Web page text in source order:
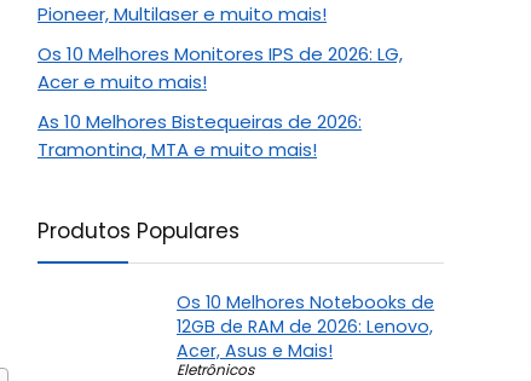
Pioneer, Multilaser e muito mais!
Os 10 Melhores Monitores IPS de 2026: LG,
Acer e muito mais!
As 10 Melhores Bistequeiras de 2026:
Tramontina, MTA e muito mais!
Produtos Populares
Os 10 Melhores Notebooks de
12GB de RAM de 2026: Lenovo,
Acer, Asus e Mais!
Eletrônicos